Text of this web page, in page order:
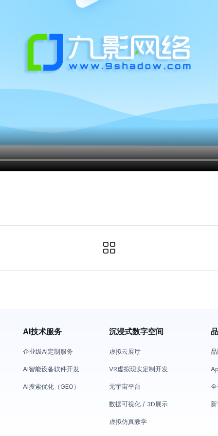
AI技术服务
企业级AI定制服务
AI智能设备软件开发
AI搜索优化（GEO）
沉浸式数字空间
虚拟云展厅
VR虚拟现实定制开发
元宇宙平台
数据可视化 / 3D展示
虚拟仿真教学